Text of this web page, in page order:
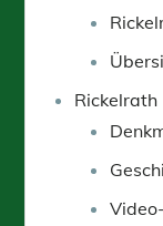
Rickelrath